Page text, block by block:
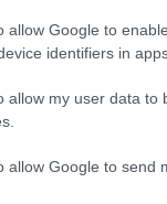
allow Google to
identifiers in
allow my user data to
allow Google to send
Wi-Fi
Wi-Fi extra
Blackberry